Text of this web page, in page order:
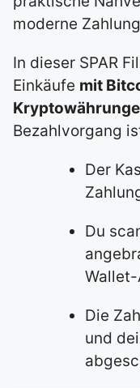
moderne
In dieser SPAR
Einkäufe mit
Bezahlvorgang
Der
Du
Die
und